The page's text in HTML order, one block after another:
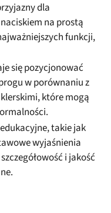
dla
na prostą
funkcji,
się pozycjonować
w porównaniu z
które mogą
takie jak
wyjaśnienia
i jakość